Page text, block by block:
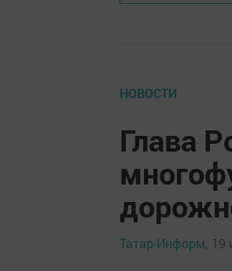
НОВОСТИ
Глава
Татар-Информ, 19